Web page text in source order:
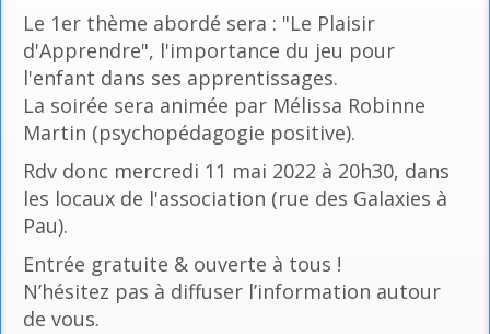
Le 1er thème abordé sera : "Le Plaisir
d'Apprendre", l'importance du jeu pour
l'enfant dans ses apprentissages.
La soirée sera animée par Mélissa Robinne
Martin (psychopédagogie positive).
Rdv donc mercredi 11 mai 2022 à 20h30, dans
les locaux de l'association (rue des Galaxies à
Pau).
Entrée gratuite & ouverte à tous !
N’hésitez pas à diffuser l’information autour
de vous.